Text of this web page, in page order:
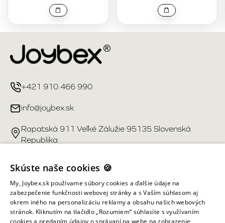
+421 910 466 990
info@joybex.sk
Rapatská 911 Veľké Zálužie 95135 Slovenská
Republika
Užitočné odkazy
Účet
Informácie obchodu
Skúste naše cookies 🍪
My, Joybex.sk používame súbory cookies a ďalšie údaje na
zabezpečenie funkčnosti webovej stránky a s Vaším súhlasom aj
okrem iného na personalizáciu reklamy a obsahu našich webových
stránok. Kliknutím na tlačidlo „Rozumiem“ súhlasíte s využívaním
cookies a predaním údajov o správaní na webe na zobrazenie